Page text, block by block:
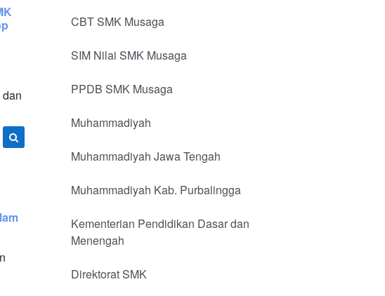
CBT SMK Musaga
SIM Nilai SMK Musaga
PPDB SMK Musaga
Muhammadiyah
Muhammadiyah Jawa Tengah
Muhammadiyah Kab. Purbalingga
Kementerian Pendidikan Dasar dan
Menengah
Direktorat SMK